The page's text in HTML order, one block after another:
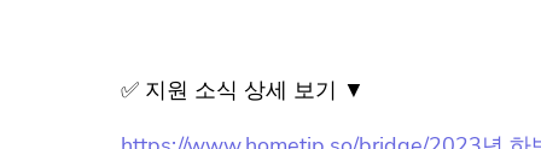
✅ 지원 소식 상세 보기 ▼
https://www.hometip.so/bridge/2023년 하